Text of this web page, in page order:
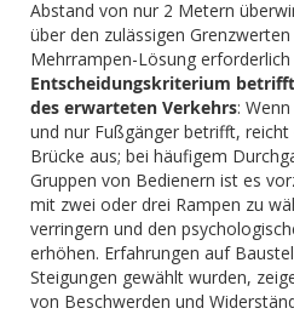
Abstand von nur 2 Metern
über den zulässigen
Mehrrampen-Lösung
Entscheidungskriterium
des erwarteten Verkehrs:
und nur Fußgänger betrifft,
Brücke aus; bei häufigem
Gruppen von Bedienern ist es
mit zwei oder drei Rampen zu
verringern und den
erhöhen. Erfahrungen auf
Steigungen gewählt wurden,
von Beschwerden und